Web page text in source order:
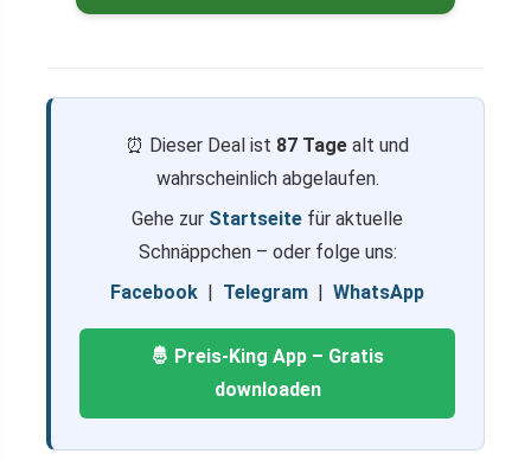
⏰ Dieser Deal ist 87 Tage alt und
wahrscheinlich abgelaufen.
Gehe zur Startseite für aktuelle
Schnäppchen – oder folge uns:
Facebook | Telegram | WhatsApp
🤴 Preis-King App – Gratis
downloaden